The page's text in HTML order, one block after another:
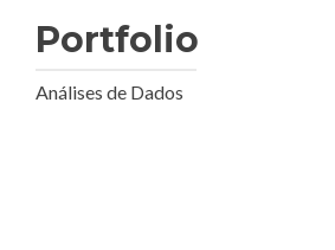
Portfolio
Análises de Dados